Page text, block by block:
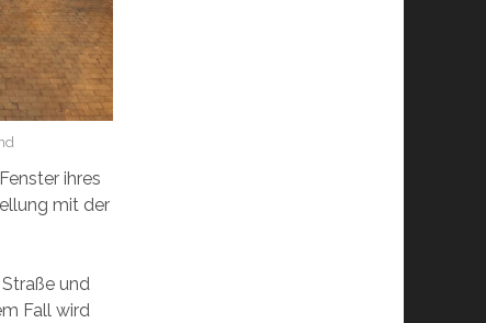
ihres
mit der
und
Fall wird